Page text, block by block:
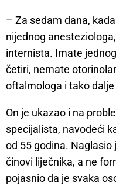
– Za sedam dana,
nijednog
internista. Imate
četiri, nemate
oftalmologa i tako
On je ukazao i na
specijalista, navodeći
od 55 godina.
činovi liječnika, a ne
pojasnio da je svaka